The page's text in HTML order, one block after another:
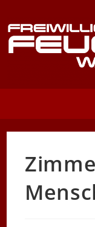
Inhalt
springen